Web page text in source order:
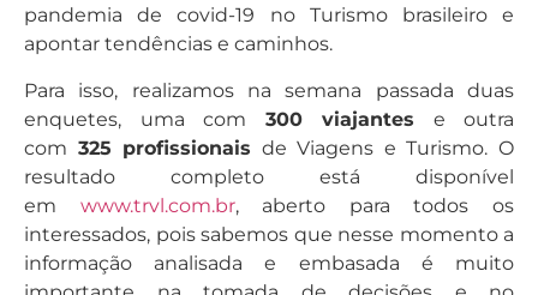
pandemia de covid-19 no Turismo brasileiro e
apontar tendências e caminhos.
Para isso, realizamos na semana passada duas
enquetes, uma com 300 viajantes e outra
com 325 profissionais de Viagens e Turismo. O
resultado completo está disponível
em www.trvl.com.br, aberto para todos os
interessados, pois sabemos que nesse momento a
informação analisada e embasada é muito